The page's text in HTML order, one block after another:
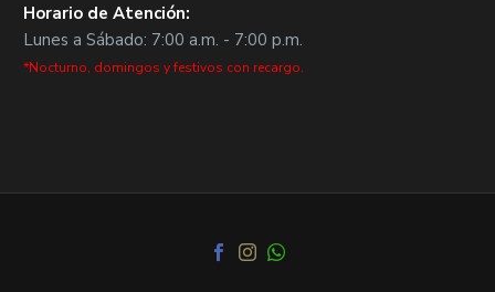
Horario de Atención:
Lunes a Sábado: 7:00 a.m. - 7:00 p.m.
*Nocturno, domingos y festivos con recargo.